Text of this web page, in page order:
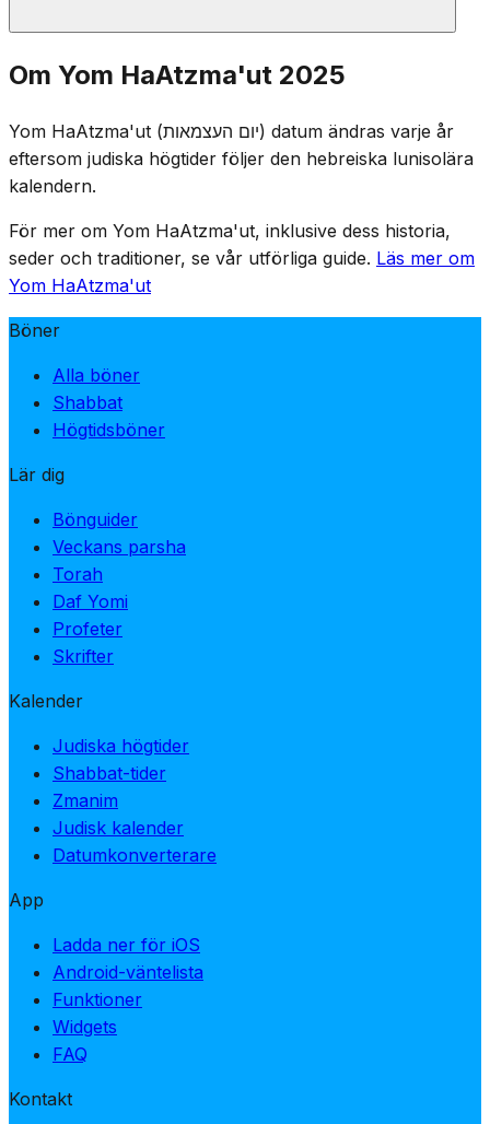
Vid mörkrets inbrott på Yom HaZikaron markerar en
ceremoni på Herzlberget övergången. Minnesfacklorna
släcks och firandet börjar — från sorg till glädje på en
enda kväll, vilket betonar priset som betalats för
självständigheten.
Om Yom HaAtzma'ut 2025
Yom HaAtzma'ut (יום העצמאות) datum ändras varje år
eftersom judiska högtider följer den hebreiska lunisolära
kalendern.
För mer om Yom HaAtzma'ut, inklusive dess historia,
seder och traditioner, se vår utförliga guide. Läs mer om
Yom HaAtzma'ut
Böner
Alla böner
Shabbat
Högtidsböner
Lär dig
Bönguider
Veckans parsha
Torah
Daf Yomi
Profeter
Skrifter
Kalender
Judiska högtider
Shabbat-tider
Zmanim
Judisk kalender
Datumkonverterare
App
Ladda ner för iOS
Android-väntelista
Funktioner
Widgets
FAQ
Kontakt